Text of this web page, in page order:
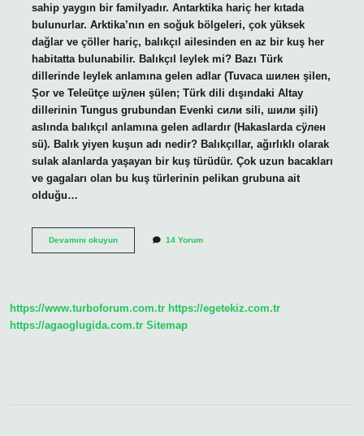
sahip yaygın bir familyadır. Antarktika hariç her kıtada
bulunurlar. Arktika’nın en soğuk bölgeleri, çok yüksek
dağlar ve çöller hariç, balıkçıl ailesinden en az bir kuş her
habitatta bulunabilir. Balıkçıl leylek mi? Bazı Türk
dillerinde leylek anlamına gelen adlar (Tuvaca шилен şilen,
Şor ve Teleütçe шӱлен şülen; Türk dili dışındaki Altay
dillerinin Tungus grubundan Evenki сили sili, шили şili)
aslında balıkçıl anlamına gelen adlardır (Hakaslarda сÿлен
sü). Balık yiyen kuşun adı nedir? Balıkçıllar, ağırlıklı olarak
sulak alanlarda yaşayan bir kuş türüdür. Çok uzun bacakları
ve gagaları olan bu kuş türlerinin pelikan grubuna ait
olduğu…
Devamını okuyunErguvani
14 Yorum
https://www.turboforum.com.tr https://egetekiz.com.tr
https://agaoglugida.com.tr Sitemap